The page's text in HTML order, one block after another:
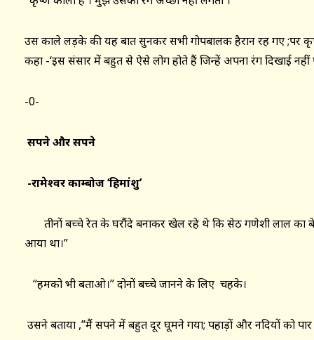
उस काले लड़के की यह बात सुनकर सभी गोपबालक हैरान रह गए ;पर
कहा -‘इस संसार में बहुत से ऐसे लोग होते हैं जिन्हें अपना रंग दिखाई नहीं
-0-
सपने और सपने
-रामेश्वर काम्बोज ‘हिमांशु’
तीनों बच्चे रेत के घरौंदे बनाकर खेल रहे थे कि सेठ गणेशी लाल का
आया था।”
“हमको भी बताओ।” दोनों बच्चे जानने के लिए चहके।
उसने बताया ,”मैं सपने में बहुत दूर घूमने गया; पहाड़ों और नदियों को